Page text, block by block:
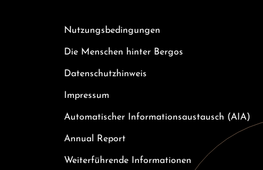
Nutzungsbedingungen
Die Menschen hinter Bergos
Datenschutzhinweis
Impressum
Automatischer Informationsaustausch (AIA)
Annual Report
Weiterführende Informationen